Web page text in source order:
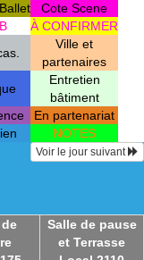
Cote Scene
À CONFIRMER
Ville et
partenaires
Entretien
bâtiment
En partenariat
NOTES
Voir le jour suivant
Salle de pause
et Terrasse